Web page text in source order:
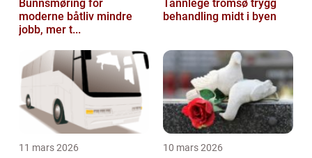
Bunnsmøring for
moderne båtliv mindre
jobb, mer t...
Tannlege tromsø trygg
behandling midt i byen
11 mars 2026 10 mars 2026